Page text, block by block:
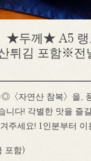
★두께★ A5
튀김 포함※전
〈자연산 참복〉을,
니다! 각별한 맛을 즐
주세요! 1인분부터 이
포함)